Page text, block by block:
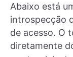
Abaixo está
introspecção
de acesso. O
diretamente